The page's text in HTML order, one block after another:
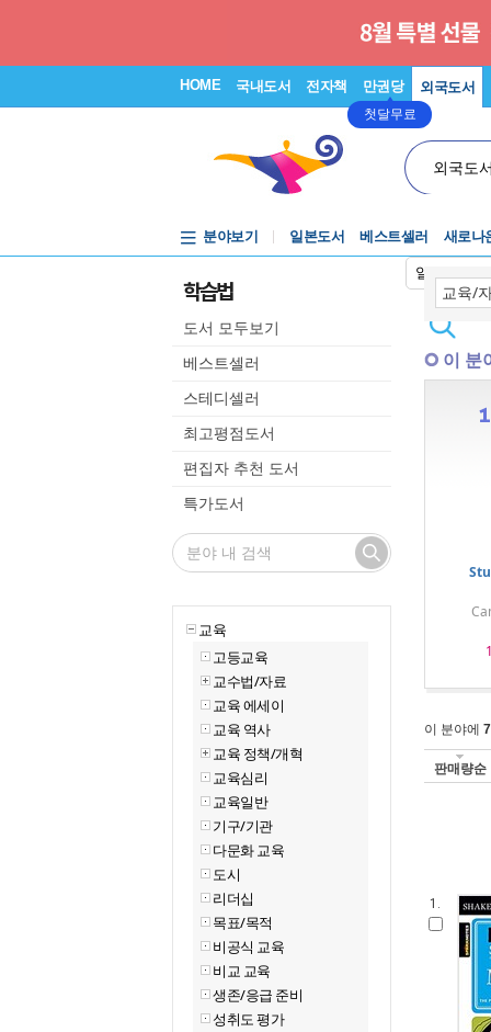
HOME 국내도서 전자책 만권당
첫달무료
외국도서
외국도
일본어입력
분야보기 일본도서 베스트셀러 새로나
학습법
도서 모두보기
베스트셀러
스테디셀러
최고평점도서
편집자 추천 도서
특가도서
교육
고등교육
교수법/자료
교육 에세이
교육 역사
교육 정책/개혁
교육심리
교육일반
기구/기관
다문화 교육
도시
리더십
목표/목적
비공식 교육
비교 교육
생존/응급 준비
성취도 평가
이 분
이 분야에
판매량순
1.